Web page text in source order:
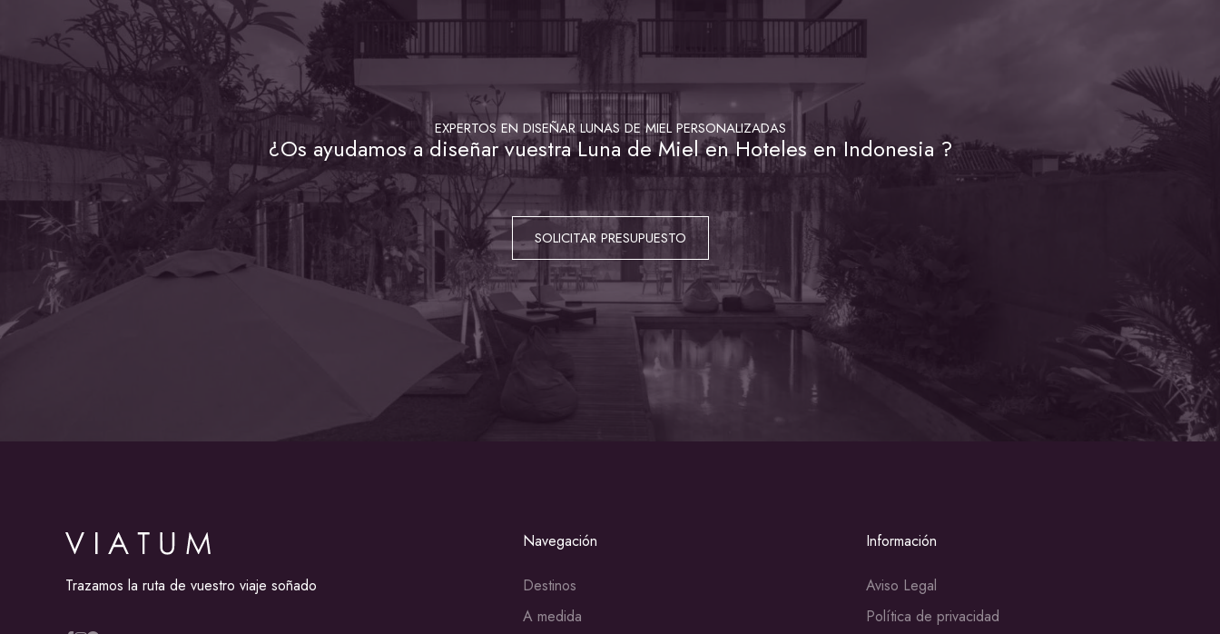
EXPERTOS EN DISEÑAR LUNAS DE MIEL PERSONALIZADAS
¿Os ayudamos a diseñar vuestra Luna de Miel en Hoteles en Indonesia ?
SOLICITAR PRESUPUESTO
Trazamos la ruta de vuestro viaje soñado
Navegación
Destinos
A medida
Información
Aviso Legal
Política de privacidad